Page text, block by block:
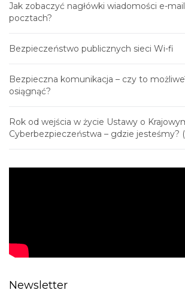
Jak zobaczyć nagłówki wiadomości e-
pocztach?
Bezpieczeństwo publicznych sieci Wi-fi
Bezpieczna komunikacja – czy to
osiągnąć?
Rok od wejścia w życie Ustawy o
Cyberbezpieczeństwa – gdzie jesteśmy?
Newsletter